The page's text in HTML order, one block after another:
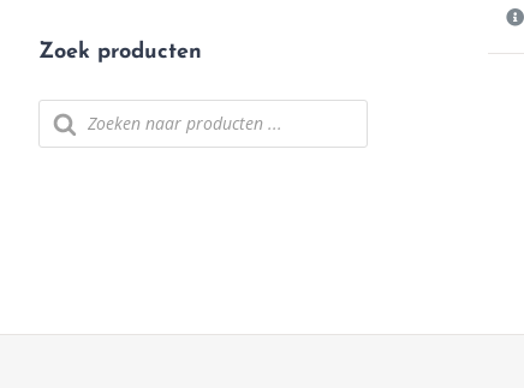
Zoek producten
Producten
zoeken